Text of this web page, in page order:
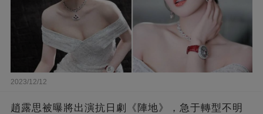
2023/12/12
趙露思被曝將出演抗日劇《陣地》，急于轉型不明